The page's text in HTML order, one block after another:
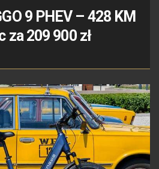
9 PHEV – 428 KM
za 209 900 zł